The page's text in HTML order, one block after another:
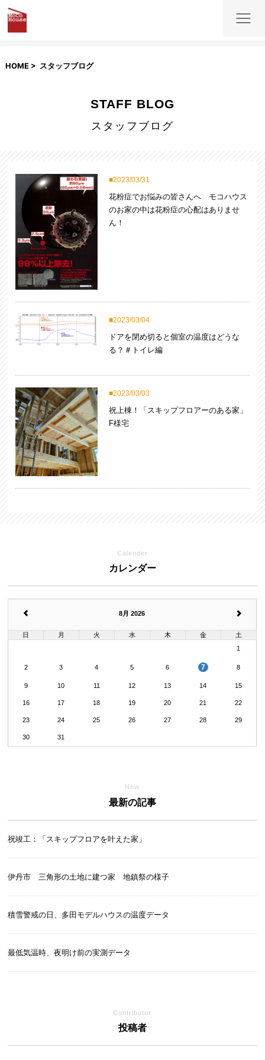
HOME スタッフブログ
STAFF BLOG
スタッフブログ
2023/03/31
花粉症でお悩みの皆さんへ モコハウス
のお家の中は花粉症の心配はありませ
ん！
2023/03/04
ドアを閉め切ると個室の温度はどうな
る？＃トイレ編
2023/03/03
祝上棟！「スキップフロアーのある家」
F様宅
Calender
カレンダー
8月 2026
日 月 火 水 木 金
土
1
2 3 4 5 6 7 8
9 10 11 12 13 14 15
16 17 18 19 20 21 22
23 24 25 26 27 28 29
30 31
New
最新の記事
祝竣工：「スキップフロアを叶えた家」
伊丹市 三角形の土地に建つ家 地鎮祭の様子
積雪警戒の日、多田モデルハウスの温度データ
最低気温時、夜明け前の実測データ
Contributor
投稿者